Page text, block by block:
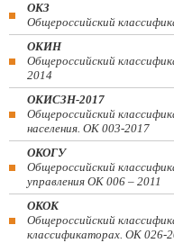
ОКЗ
Общероссийский
ОКИН
Общероссийский
2014
ОКИСЗН-2017
Общероссийский
населения. ОК 003-2017
ОКОГУ
Общероссийский
управления ОК 006 – 2011
ОКОК
Общероссийский
классификаторах. ОК 026-